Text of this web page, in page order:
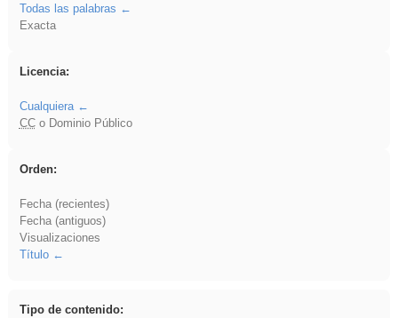
Todas las palabras
Exacta
Licencia:
Cualquiera
CCo Dominio Público
Orden:
Fecha (recientes)
Fecha (antiguos)
Visualizaciones
Título
Tipo de contenido: